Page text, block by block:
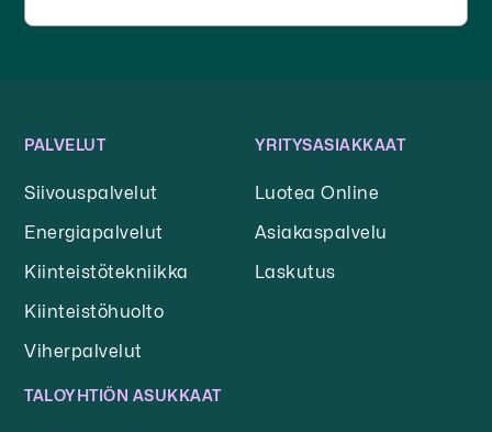
PALVELUT
Siivouspalvelut
Energiapalvelut
Kiinteistötekniikka
Kiinteistöhuolto
Viherpalvelut
YRITYSASIAKKAAT
Luotea Online
Asiakaspalvelu
Laskutus
TALOYHTIÖN ASUKKAAT